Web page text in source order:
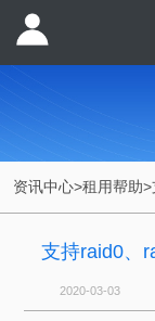
资讯中心>租用帮助>
支持raid0、
2020-03-03